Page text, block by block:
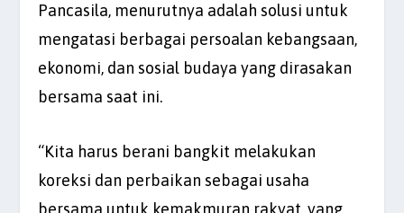
Pancasila, menurutnya adalah solusi untuk
mengatasi berbagai persoalan kebangsaan,
ekonomi, dan sosial budaya yang dirasakan
bersama saat ini.
“Kita harus berani bangkit melakukan
koreksi dan perbaikan sebagai usaha
bersama untuk kemakmuran rakyat, yang